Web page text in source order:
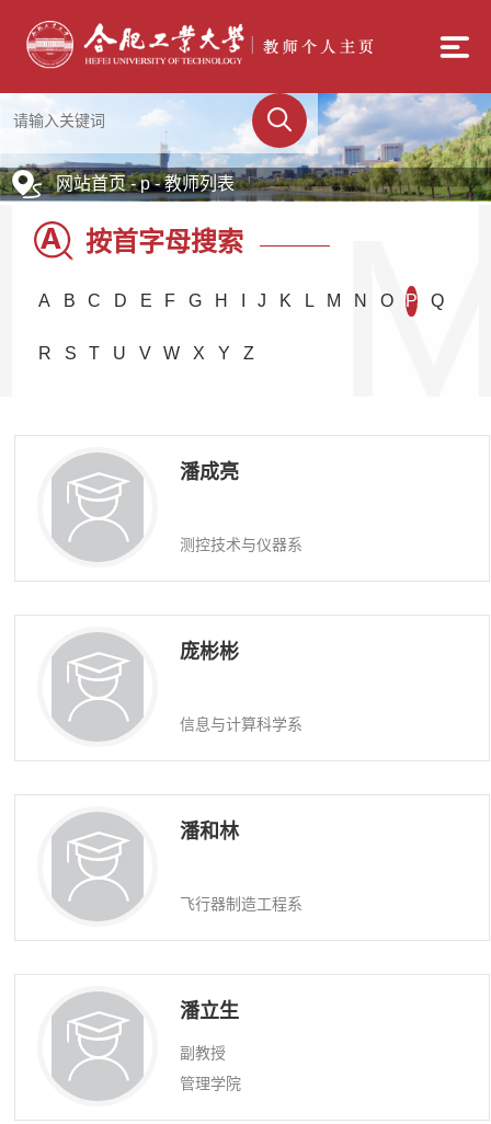
网站首页- p - 教师列表
按首字母搜索 ————
A B C D E F G H J K L M N O P Q
R S T U V W X Y Z
潘成亮
测控技术与仪器系
庞彬彬
信息与计算科学系
潘和林
飞行器制造工程系
潘立生
副教授
管理学院